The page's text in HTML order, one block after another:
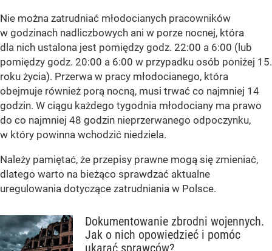
Nie można zatrudniać młodocianych pracowników
w godzinach nadliczbowych ani w porze nocnej, która
dla nich ustalona jest pomiędzy godz. 22:00 a 6:00 (lub
pomiędzy godz. 20:00 a 6:00 w przypadku osób poniżej 15.
roku życia). Przerwa w pracy młodocianego, która
obejmuje również porą nocną, musi trwać co najmniej 14
godzin. W ciągu każdego tygodnia młodociany ma prawo
do co najmniej 48 godzin nieprzerwanego odpoczynku,
w który powinna wchodzić niedziela.
Należy pamiętać, że przepisy prawne mogą się zmieniać,
dlatego warto na bieżąco sprawdzać aktualne
uregulowania dotyczące zatrudniania w Polsce.
Dokumentowanie zbrodni wojennych.
Jak o nich opowiedzieć i pomóc
ukarać sprawców?